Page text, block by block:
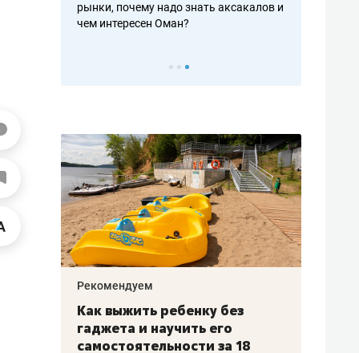
рынки, почему надо знать аксакалов и
чем интересен Оман?
–
Рекомендуем
Как выжить ребенку без
гаджета и научить его
самостоятельности за 18